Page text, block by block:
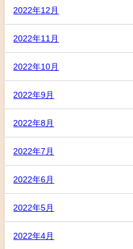
2022年12月
2022年11月
2022年10月
2022年9月
2022年8月
2022年7月
2022年6月
2022年5月
2022年4月